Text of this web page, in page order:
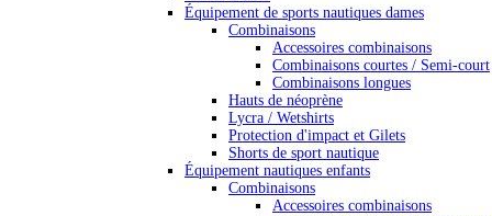
Équipement de sports nautiques dames
Combinaisons
Accessoires combinaisons
Combinaisons courtes / Semi-court
Combinaisons longues
Hauts de néoprène
Lycra / Wetshirts
Protection d'impact et Gilets
Shorts de sport nautique
Équipement nautiques enfants
Combinaisons
Accessoires combinaisons